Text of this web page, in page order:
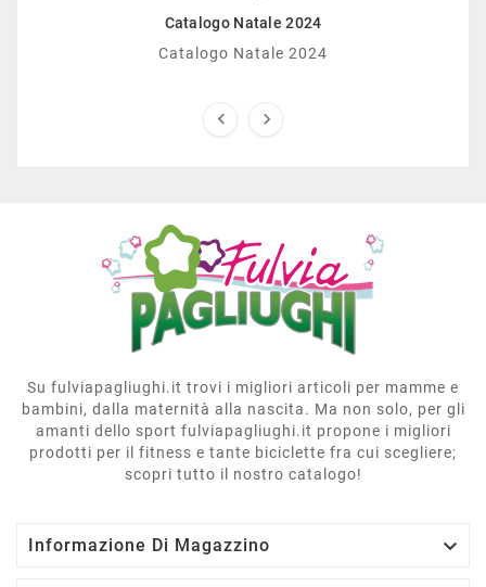
Catalogo Natale 2024
Catalogo Natale 2024
 
Su fulviapagliughi.it trovi i migliori articoli per mamme e
bambini, dalla maternità alla nascita. Ma non solo, per gli
amanti dello sport fulviapagliughi.it propone i migliori
prodotti per il fitness e tante biciclette fra cui scegliere;
scopri tutto il nostro catalogo!
Informazione Di Magazzino 